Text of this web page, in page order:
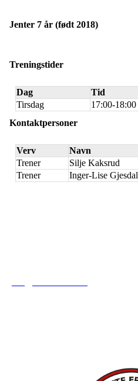
Jenter 7 år (født 2018)
Treningstider
Dag Tid
Tirsdag
17:00-18:00
Kontaktpersoner
Verv Navn
Trener
Silje Kaksrud
Trener
Inger-Lise Gjesdal